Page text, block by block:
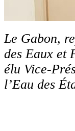
Le Gabon,
des Eaux et
élu Vice-
l’Eau des